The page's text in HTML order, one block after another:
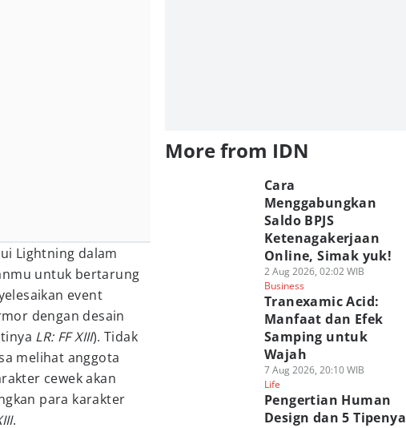
Lightning dalam
untuk bertarung
event
dengan desain
LR: FF XIII). Tidak
melihat anggota
cewek akan
para karakter
.
More from IDN
Cara
Menggabungkan
Saldo BPJS
Ketenagakerjaan
Online, Simak yuk!
2 Aug 2026, 02:02 WIB
Business
Tranexamic Acid:
Manfaat dan Efek
Samping untuk
Wajah
7 Aug 2026, 20:10 WIB
Life
Pengertian Human
Design dan 5 Tipenya